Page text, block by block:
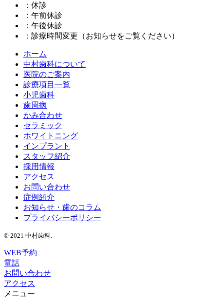
：休診
：午前休診
：午後休診
：診療時間変更（お知らせをご覧ください）
ホーム
中村歯科について
医院のご案内
診療項目一覧
小児歯科
歯周病
かみ合わせ
セラミック
ホワイトニング
インプラント
スタッフ紹介
採用情報
アクセス
お問い合わせ
症例紹介
お知らせ・歯のコラム
プライバシーポリシー
© 2021 中村歯科.
WEB予約
電話
お問い合わせ
アクセス
メニュー